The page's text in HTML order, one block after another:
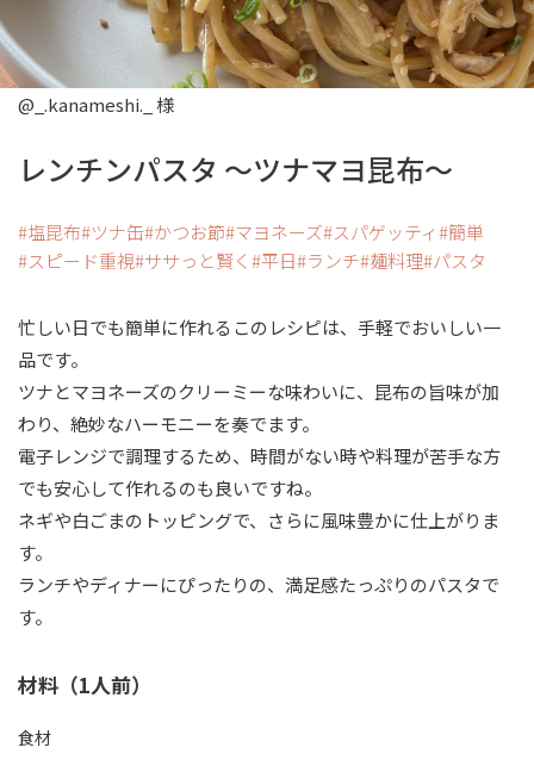
@_.kanameshi._ 様
レンチンパスタ ～ツナマヨ昆布～
塩昆布 ツナ缶 かつお節 マヨネーズ スパゲッティ 簡単
スピード重視 ササっと賢く 平日 ランチ 麺料理 パスタ
忙しい日でも簡単に作れるこのレシピは、手軽でおいしい一
品です。
ツナとマヨネーズのクリーミーな味わいに、昆布の旨味が加
わり、絶妙なハーモニーを奏でます。
電子レンジで調理するため、時間がない時や料理が苦手な方
でも安心して作れるのも良いですね。
ネギや白ごまのトッピングで、さらに風味豊かに仕上がりま
す。
ランチやディナーにぴったりの、満足感たっぷりのパスタで
す。
材料（1人前）
食材